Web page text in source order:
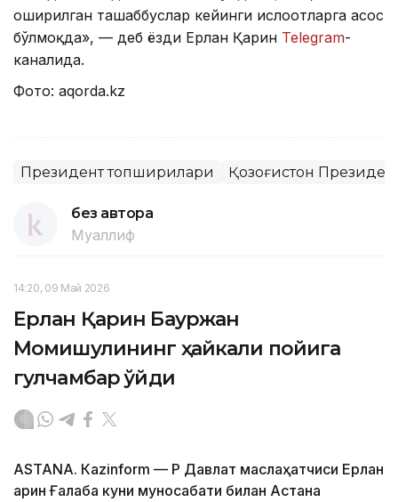
оширилган ташаббуслар кейинги ислоҳотларга асос
бўлмоқда», — деб ёзди Ерлан Қарин Теlegram-
каналида.
Фото: аqorda.kz
Президент топшириқлари Қозоғистон
без автора
Муаллиф
14:20, 09 Май 2026
Ерлан Қарин Бауржан
Момишулининг ҳайкали пойига
гулчамбар қўйди
ASTANА. Каzinform — ҚР Давлат маслаҳатчиси Ерлан
Қарин Ғалаба куни муносабати билан Астана